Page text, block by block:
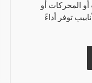
المحركات أو
توفر أداءً